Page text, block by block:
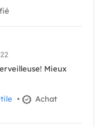
Mieux
•
Achat